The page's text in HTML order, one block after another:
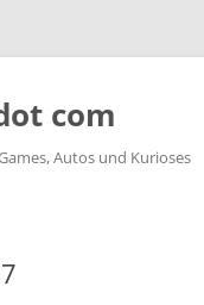
com
Autos und Kurioses